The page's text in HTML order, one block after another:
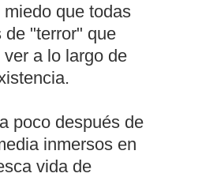
que todas
de "terror" que
a lo largo de
poco después de
inmersos en
vida de